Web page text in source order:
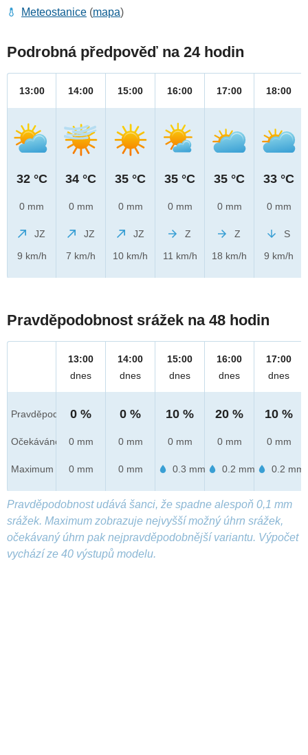
Meteostanice (mapa)
Podrobná předpověď na 24 hodin
13:00
32 °C
0 mm
JZ
9 km/h
14:00
34 °C
0 mm
JZ
7 km/h
15:00
35 °C
0 mm
JZ
10 km/h
16:00
35 °C
0 mm
Z
11 km/h
17:00
35 °C
0 mm
Z
18 km/h
18:00
33 °C
0 mm
S
9 km/h
Pravděpodobnost srážek na 48 hodin
Pravděpod.
Očekáváno
Maximum
13:00
dnes
0 %
0 mm
0 mm
14:00
dnes
0 %
0 mm
0 mm
15:00
dnes
10 %
0 mm
0.3 mm
16:00
dnes
20 %
0 mm
0.2 mm
17:00
dnes
10 %
0 mm
0.2 mm
Pravděpodobnost udává šanci, že spadne alespoň 0,1 mm
srážek. Maximum zobrazuje nejvyšší možný úhrn srážek,
očekávaný úhrn pak nejpravděpodobnější variantu. Výpočet
vychází ze 40 výstupů modelu.